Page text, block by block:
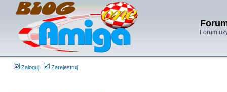
Forum
Zaloguj Zarejestruj